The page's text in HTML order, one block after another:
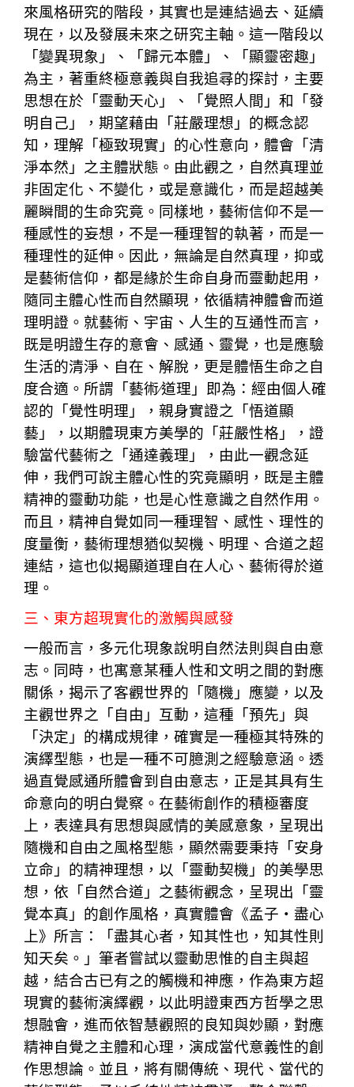
來風格研究的階段，其實也是連結過去、延續
現在，以及發展未來之研究主軸。這一階段以
「變異現象」、「歸元本體」、「顯靈密趣」
為主，著重終極意義與自我追尋的探討，主要
思想在於「靈動天心」、「覺照人間」和「發
明自己」，期望藉由「莊嚴理想」的概念認
知，理解「極致現實」的心性意向，體會「清
淨本然」之主體狀態。由此觀之，自然真理並
非固定化、不變化，或是意識化，而是超越美
麗瞬間的生命究竟。同樣地，藝術信仰不是一
種感性的妄想，不是一種理智的執著，而是一
種理性的延伸。因此，無論是自然真理，抑或
是藝術信仰，都是緣於生命自身而靈動起用，
隨同主體心性而自然顯現，依循精神體會而道
理明證。就藝術、宇宙、人生的互通性而言，
既是明證生存的意會、感通、靈覺，也是應驗
生活的清淨、自在、解脫，更是體悟生命之自
度合適。所謂「藝術∕道理」即為：經由個人確
認的「覺性明理」，親身實證之「悟道顯
藝」，以期體現東方美學的「莊嚴性格」，證
驗當代藝術之「通達義理」，由此一觀念延
伸，我們可說主體心性的究竟顯明，既是主體
精神的靈動功能，也是心性意識之自然作用。
而且，精神自覺如同一種理智、感性、理性的
度量衡，藝術理想猶似契機、明理、合道之超
連結，這也似揭顯道理自在人心、藝術得於道
理。
三、東方超現實化的激觸與感發
一般而言，多元化現象說明自然法則與自由意
志。同時，也寓意某種人性和文明之間的對應
關係，揭示了客觀世界的「隨機」應變，以及
主觀世界之「自由」互動，這種「預先」與
「決定」的構成規律，確實是一種極其特殊的
演繹型態，也是一種不可臆測之經驗意涵。透
過直覺感通所體會到自由意志，正是其具有生
命意向的明白覺察。在藝術創作的積極審度
上，表達具有思想與感情的美感意象，呈現出
隨機和自由之風格型態，顯然需要秉持「安身
立命」的精神理想，以「靈動契機」的美學思
想，依「自然合道」之藝術觀念，呈現出「靈
覺本真」的創作風格，真實體會《孟子・盡心
上》所言：「盡其心者，知其性也，知其性則
知天矣。」筆者嘗試以靈動思惟的自主與超
越，結合古已有之的觸機和神應，作為東方超
現實的藝術演繹觀，以此明證東西方哲學之思
想融會，進而依智慧觀照的良知與妙顯，對應
精神自覺之主體和心理，演成當代意義性的創
作思想論。並且，將有關傳統、現代、當代的